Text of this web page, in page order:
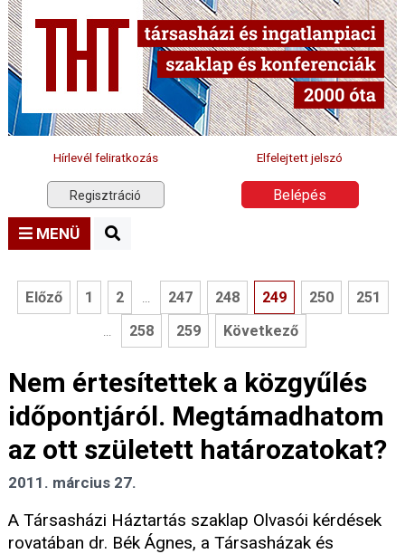
Hírlevél feliratkozás Elfelejtett jelszó
Regisztráció Belépés
MENÜ
Előző 1 2 ... 247 248 249 250 251
... 258 259 Következő
Nem értesítettek a közgyűlés
időpontjáról. Megtámadhatom
az ott született határozatokat?
2011. március 27.
A Társasházi Háztartás szaklap Olvasói kérdések
rovatában dr. Bék Ágnes, a Társasházak és